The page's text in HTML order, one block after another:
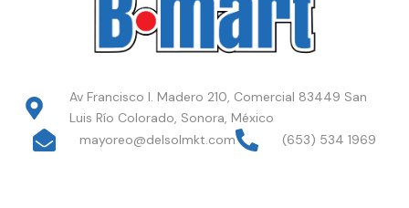
Av Francisco I. Madero 210, Comercial 83449 San
Luis Río Colorado, Sonora, México
mayoreo@delsolmkt.com
(653) 534 1969